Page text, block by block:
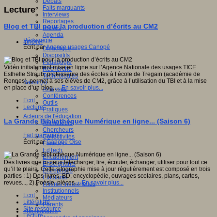
Faits marquants
Interviews
Reportages
Brèves
Agenda
Innover
Didactique
Dispositifs
Pédagogie
Recherche
Technologies
Savoir(s)
Analyses
Conférences
Outils
Pratiques
Acteurs de l'éducation
Animateurs
Chercheurs
Collectivités
Editeurs
EdTech
Encadrement
Enseignants
Entreprises
Etudiants
Filières industrielles
Institutionnels
Médiateurs
Parents
Thématiques
Lecture
Blog et TBI pour la production d’écrits au CM2
Pédagogie
Écrit parAgence usages Canopé
Vidéo initialement mise en ligne sur l’Agence Nationale des usages TICE
Esthelle Straub, professeure des écoles à l’école de Tregain (académie de
Rennes), permet à ses élèves de CM2, grâce à l’utilisation du TBI et à la mise
en place d’un blog,…En savoir plus...
Ecrit
Lecture
La Grande Bibliothèque Numérique en ligne... (Saison 6)
Fait marquant
Écrit parCanope Oise
Des livres que tu peux télécharger, lire, écouter, échanger, utiliser pour tout ce
qu’il te plaira. Cette sitographie mise à jour régulièrement est composé en trois
parties : 1) Des livres, BD, encyclopédie, ouvrages scolaires, plans, cartes,
revues..., 2) Poésie, pièces…En savoir plus...
Ecrit
Littérature
Site ressource
Lecture